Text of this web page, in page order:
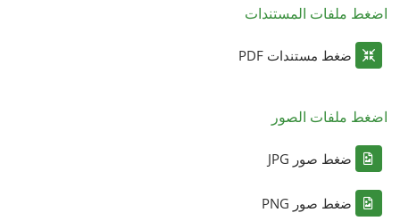
اضغط ملفات المستندات
ضغط مستندات PDF
اضغط ملفات الصور
ضغط صور JPG
ضغط صور PNG